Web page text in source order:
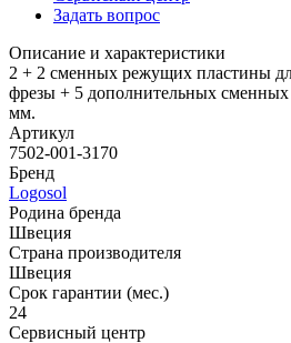
Задать вопрос
Описание и характеристики
2 + 2 сменных режущих пластины
фрезы + 5 дополнительных
мм.
Артикул
7502-001-3170
Бренд
Logosol
Родина бренда
Швеция
Страна производителя
Швеция
Срок гарантии (мес.)
24
Сервисный центр